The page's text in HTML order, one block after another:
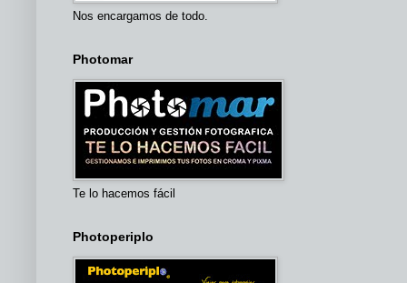
Nos encargamos de todo.
Photomar
Te lo hacemos fácil
Photoperiplo